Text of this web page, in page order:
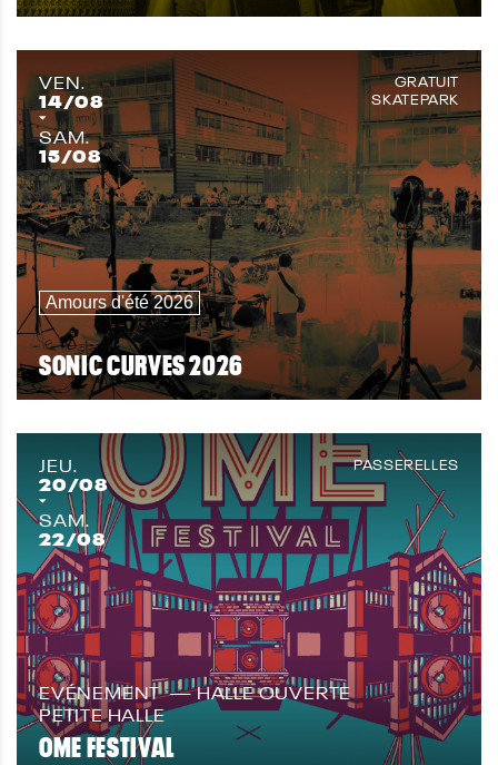
VEN.
14/08
SAM.
15/08
GRATUIT
SKATEPARK
Amours d'été 2026
SONIC CURVES 2026
JEU.
20/08
SAM.
22/08
PASSERELLES
EVÉNEMENT
HALLE OUVERTE
PETITE HALLE
OME FESTIVAL